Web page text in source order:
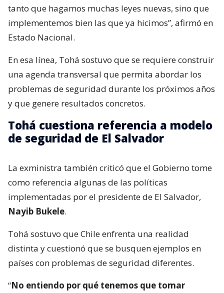
tanto que hagamos muchas leyes nuevas, sino que
implementemos bien las que ya hicimos”, afirmó en
Estado Nacional.
En esa línea, Tohá sostuvo que se requiere construir
una agenda transversal que permita abordar los
problemas de seguridad durante los próximos años
y que genere resultados concretos.
Tohá cuestiona referencia a modelo
de seguridad de El Salvador
La exministra también criticó que el Gobierno tome
como referencia algunas de las políticas
implementadas por el presidente de El Salvador,
Nayib Bukele.
Tohá sostuvo que Chile enfrenta una realidad
distinta y cuestionó que se busquen ejemplos en
países con problemas de seguridad diferentes.
“No entiendo por qué tenemos que tomar